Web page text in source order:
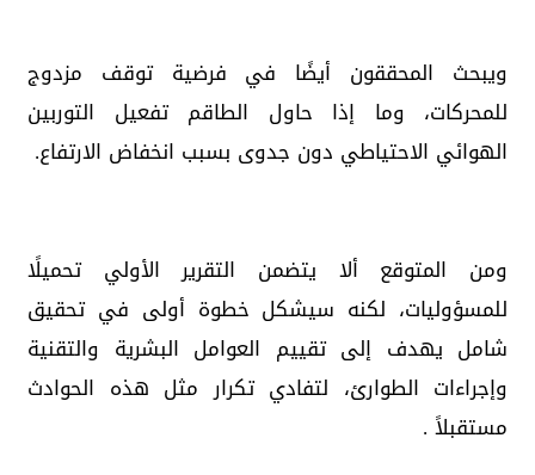
ويبحث المحققون أيضًا في فرضية توقف مزدوج
للمحركات، وما إذا حاول الطاقم تفعيل التوربين
الهوائي الاحتياطي دون جدوى بسبب انخفاض الارتفاع.
ومن المتوقع ألا يتضمن التقرير الأولي تحميلًا
للمسؤوليات، لكنه سيشكل خطوة أولى في تحقيق
شامل يهدف إلى تقييم العوامل البشرية والتقنية
وإجراءات الطوارئ، لتفادي تكرار مثل هذه الحوادث
مستقبلاً .